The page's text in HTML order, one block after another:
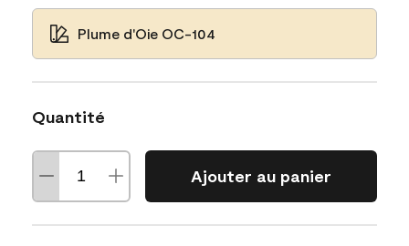
Plume d'Oie OC-104
Quantité
Ajouter au panier